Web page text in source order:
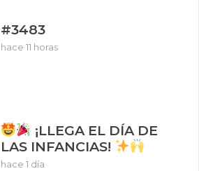
#3483
hace 11 horas
¡LLEGA EL DÍA DE
LAS INFANCIAS!
hace 1 día